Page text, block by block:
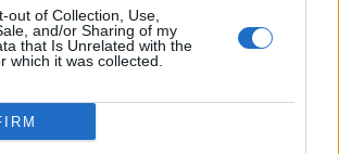
out of Collection, Use,
and/or Sharing of my
that Is Unrelated with the
which it was collected.
dei dati personali (Info Privacy)